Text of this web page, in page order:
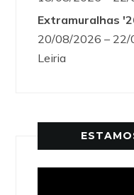
Extramuralhas
20/08/2026 –
Leiria